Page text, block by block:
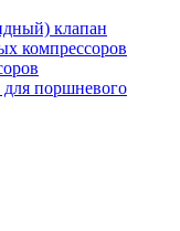
клапан
компрессоров
поршневого